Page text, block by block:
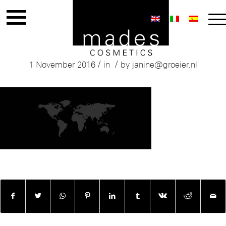
basisbanner-wereldkaart
1 November 2016 / in / by janine@groeier.nl